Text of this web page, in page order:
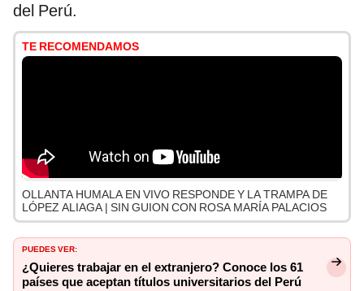
del Perú.
TE RECOMENDAMOS
OLLANTA HUMALA EN VIVO RESPONDE Y LA TRAMPA DE
LÓPEZ ALIAGA | SIN GUION CON ROSA MARÍA PALACIOS
PUEDES VER:
¿Quieres trabajar en el extranjero? Conoce los 61
países que aceptan títulos universitarios del Perú